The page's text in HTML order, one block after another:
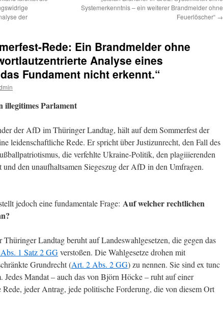
der
Systemerkenntnis – ein weiterer Brandmelder ohne
Feuerlöscher“ →
Rede: Ein Brandmelder ohne
Analyse eines
Fundament nicht erkennt.“
illegitimes Parlament
der AfD im Thüringer Landtag, hält auf dem Sommerfest der
leidenschaftliche Rede. Er spricht über Justizunrecht, den Fall des
die verfehlte Ukraine-Politik, den plagiiierenden
den unaufhaltsamen Siegeszug der AfD in den Umfragen.
jedoch eine fundamentale Frage: Auf welcher rechtlichen
Landtag beruht auf Landeswahlgesetzen, die gegen das
1 Satz 2 GGverstoßen. Die Wahlgesetze drohen mit
Grundrecht (Art. 2 Abs. 2 GG) zu nennen. Sie sind ex tunc
Mandat – auch das von Björn Höcke – ruht auf einer
jeder Antrag, jede politische Forderung, die von diesem Ort